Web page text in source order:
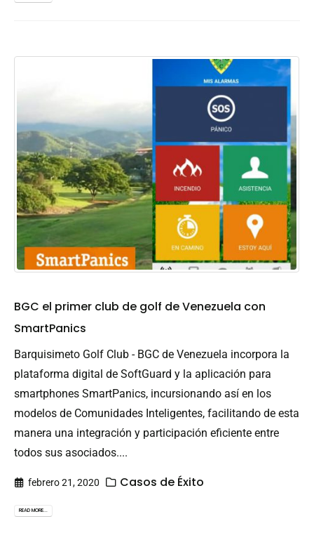
BGC el primer club de golf de Venezuela con
SmartPanics
Barquisimeto Golf Club - BGC de Venezuela incorpora la
plataforma digital de SoftGuard y la aplicación para
smartphones SmartPanics, incursionando así en los
modelos de Comunidades Inteligentes, facilitando de esta
manera una integración y participación eficiente entre
todos sus asociados....
febrero 21, 2020 Casos de Éxito
READ MORE...